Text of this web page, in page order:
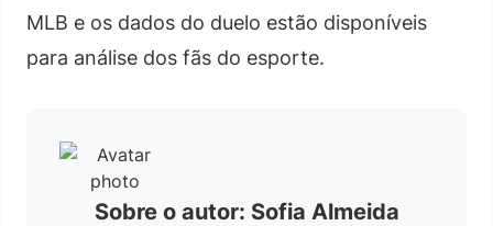
MLB e os dados do duelo estão disponíveis
para análise dos fãs do esporte.
Sobre o autor: Sofia Almeida